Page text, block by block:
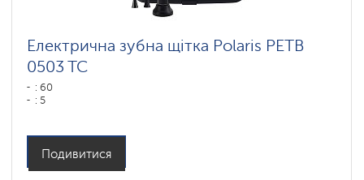
Електрична зубна щітка Polaris PETB
0503 TC
: 60
: 5
Подивитися